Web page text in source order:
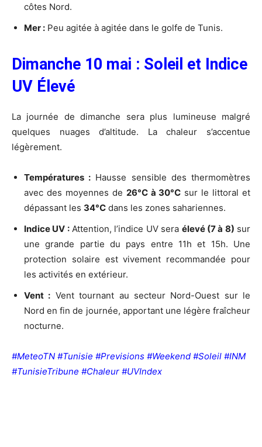
côtes Nord.
Mer : Peu agitée à agitée dans le golfe de Tunis.
Dimanche 10 mai : Soleil et Indice
UV Élevé
La journée de dimanche sera plus lumineuse malgré
quelques nuages d’altitude. La chaleur s’accentue
légèrement.
Températures : Hausse sensible des thermomètres
avec des moyennes de 26°C à 30°C sur le littoral et
dépassant les 34°C dans les zones sahariennes.
Indice UV :Attention, l’indice UV sera élevé (7 à 8) sur
une grande partie du pays entre 11h et 15h. Une
protection solaire est vivement recommandée pour
les activités en extérieur.
Vent : Vent tournant au secteur Nord-Ouest sur le
Nord en fin de journée, apportant une légère fraîcheur
nocturne.
#MeteoTN #Tunisie #Previsions #Weekend #Soleil #INM
#TunisieTribune #Chaleur #UVIndex